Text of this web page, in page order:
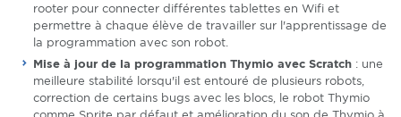
rooter pour connecter différentes tablettes en Wifi et
permettre à chaque élève de travailler sur l'apprentissage de
la programmation avec son robot.
Mise à jour de la programmation Thymio avec Scratch : une
meilleure stabilité lorsqu'il est entouré de plusieurs robots,
correction de certains bugs avec les blocs, le robot Thymio